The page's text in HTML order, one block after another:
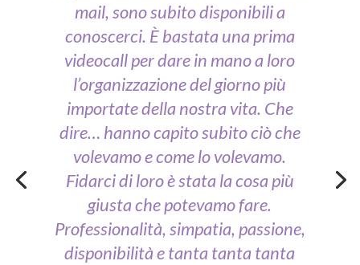
mail, sono subito disponibili a
conoscerci. È bastata una prima
videocall per dare in mano a loro
l’organizzazione del giorno più
importate della nostra vita. Che
dire… hanno capito subito ciò che
volevamo e come lo volevamo.
Fidarci di loro è stata la cosa più
giusta che potevamo fare.
Professionalità, simpatia, passione,
disponibilità e tanta tanta tanta